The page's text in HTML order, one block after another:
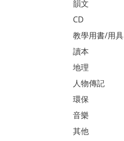
韻文
CD
教學用書/用具
讀本
地理
人物傳記
環保
音樂
其他